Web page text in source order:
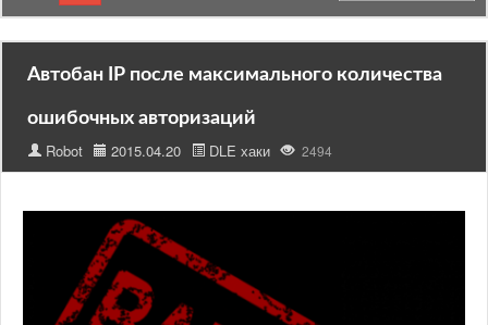
Автобан IP после максимального количества
ошибочных авторизаций
Robot 2015.04.20 DLE хаки 2494